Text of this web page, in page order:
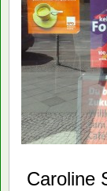
Caroline